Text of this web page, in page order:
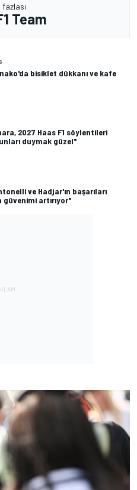
fazlası
Team
bisiklet dükkanı ve kafe
2027 Haas F1 söylentileri
duymak güzel"
ve Hadjar'ın başarıları
artırıyor"